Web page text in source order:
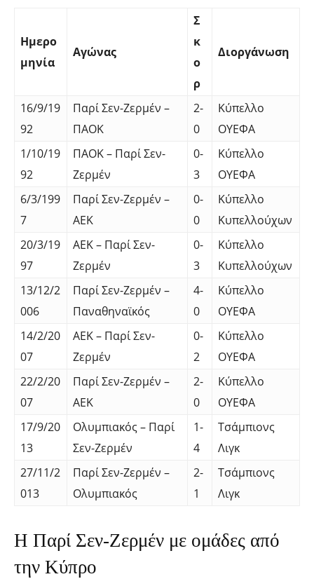
Ημερο
μηνία
Αγώνας
Σ
κ
ο
ρ
Διοργάνωση
16/9/19
92
Παρί Σεν-Ζερμέν –
ΠΑΟΚ
2-
0
Κύπελλο
ΟΥΕΦΑ
1/10/19
92
ΠΑΟΚ – Παρί Σεν-
Ζερμέν
0-
3
Κύπελλο
ΟΥΕΦΑ
6/3/199
7
Παρί Σεν-Ζερμέν –
ΑΕΚ
0-
0
Κύπελλο
Κυπελλούχων
20/3/19
97
ΑΕΚ – Παρί Σεν-
Ζερμέν
0-
3
Κύπελλο
Κυπελλούχων
13/12/2
006
Παρί Σεν-Ζερμέν –
Παναθηναϊκός
4-
0
Κύπελλο
ΟΥΕΦΑ
14/2/20
07
ΑΕΚ – Παρί Σεν-
Ζερμέν
0-
2
Κύπελλο
ΟΥΕΦΑ
22/2/20
07
Παρί Σεν-Ζερμέν –
ΑΕΚ
2-
0
Κύπελλο
ΟΥΕΦΑ
17/9/20
13
Ολυμπιακός – Παρί
Σεν-Ζερμέν
1-
4
Τσάμπιονς
Λιγκ
27/11/2
013
Παρί Σεν-Ζερμέν –
Ολυμπιακός
2-
1
Τσάμπιονς
Λιγκ
Η Παρί Σεν-Ζερμέν με ομάδες από
την Κύπρο